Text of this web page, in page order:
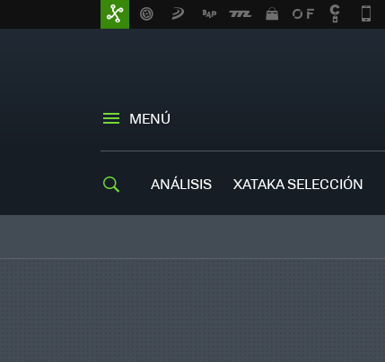
MENÚ
ANÁLISIS XATAKA SELECCIÓN